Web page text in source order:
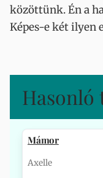
közöttünk. Én a
Képes-e két ilyen
Hasonló
Mámor
Axelle